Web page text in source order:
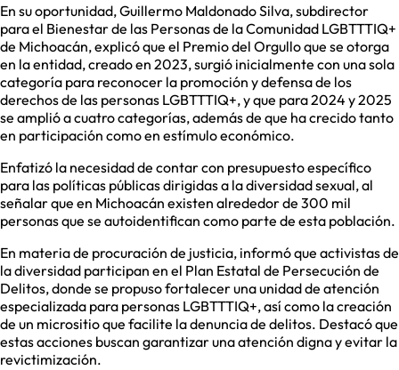
En su oportunidad, Guillermo Maldonado Silva, subdirector
para el Bienestar de las Personas de la Comunidad LGBTTTIQ+
de Michoacán, explicó que el Premio del Orgullo que se otorga
en la entidad, creado en 2023, surgió inicialmente con una sola
categoría para reconocer la promoción y defensa de los
derechos de las personas LGBTTTIQ+, y que para 2024 y 2025
se amplió a cuatro categorías, además de que ha crecido tanto
en participación como en estímulo económico.
Enfatizó la necesidad de contar con presupuesto específico
para las políticas públicas dirigidas a la diversidad sexual, al
señalar que en Michoacán existen alrededor de 300 mil
personas que se autoidentifican como parte de esta población.
En materia de procuración de justicia, informó que activistas de
la diversidad participan en el Plan Estatal de Persecución de
Delitos, donde se propuso fortalecer una unidad de atención
especializada para personas LGBTTTIQ+, así como la creación
de un micrositio que facilite la denuncia de delitos. Destacó que
estas acciones buscan garantizar una atención digna y evitar la
revictimización.